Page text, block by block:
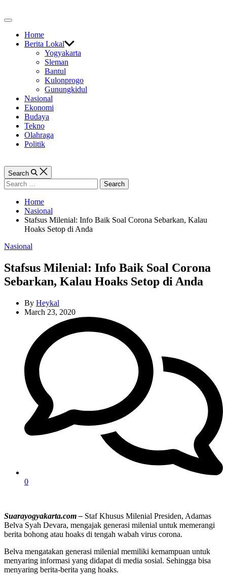
to
Off
CanvasHome
Berita Lokal
Yogyakarta
Sleman
Bantul
Kulonprogo
Gunungkidul
Nasional
Ekonomi
Budaya
Tekno
Olahraga
Politik
Search
Search
for:
Home
Nasional
Stafsus Milenial: Info Baik Soal Corona Sebarkan, Kalau
Hoaks Setop di Anda
Categories
Nasional
Stafsus Milenial: Info Baik Soal Corona
Sebarkan, Kalau Hoaks Setop di Anda
By Heykal
March 23, 2020
0
Suarayogyakarta.com – Staf Khusus Milenial Presiden, Adamas
Belva Syah Devara, mengajak generasi milenial untuk memerangi
berita bohong atau hoaks di tengah wabah virus corona.
Belva mengatakan generasi milenial memiliki kemampuan untuk
menyaring informasi yang didapat di media sosial. Sehingga bisa
menyaring berita-berita yang hoaks.